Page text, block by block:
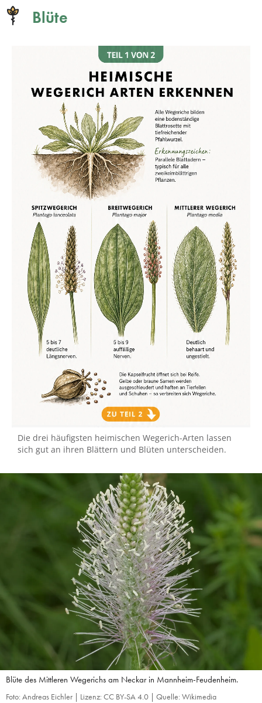
Blüte
Die drei häufigsten heimischen Wegerich-Arten lassen
sich gut an ihren Blättern und Blüten unterscheiden.
Blüte des Mittleren Wegerichs am Neckar in Mannheim-Feudenheim.
Foto: Andreas Eichler | Lizenz: CC BY-SA 4.0 | Quelle: Wikimedia